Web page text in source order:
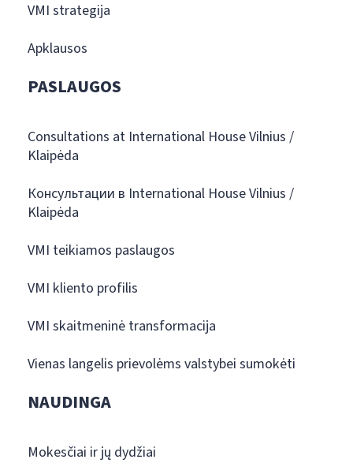
VMI strategija
Apklausos
PASLAUGOS
Consultations at International House Vilnius /
Klaipėda
Консультации в International House Vilnius /
Klaipėda
VMI teikiamos paslaugos
VMI kliento profilis
VMI skaitmeninė transformacija
Vienas langelis prievolėms valstybei sumokėti
NAUDINGA
Mokesčiai ir jų dydžiai